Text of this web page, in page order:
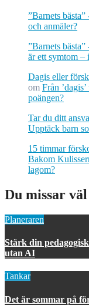
”Barnets
och anmäler?
”Barnets
är ett symtom –
Dagis eller
om Från
poängen?
Tar du ditt
Upptäck barn
15 timmar
Bakom
lagom?
Du missar
Planeraren
Stärk din
utan AI
Tankar
Det är sommar på